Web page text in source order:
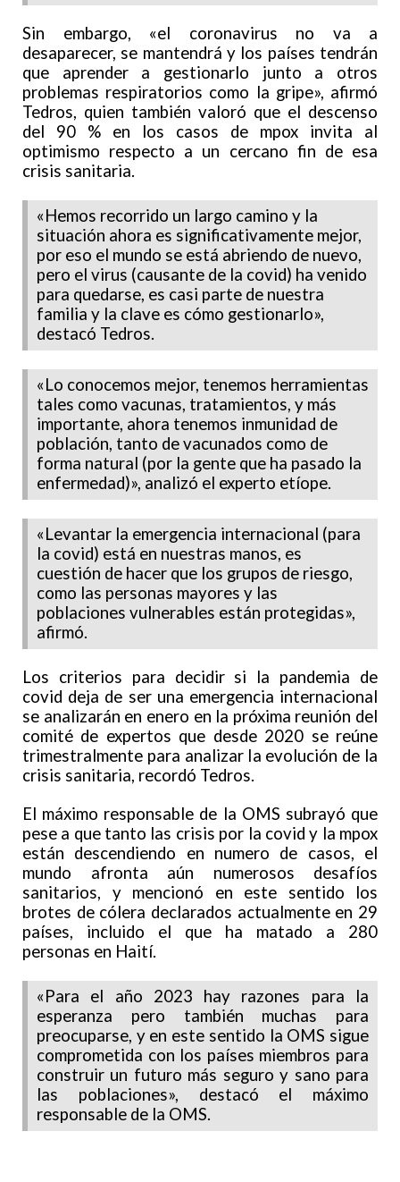
Sin embargo, «el coronavirus no va a
desaparecer, se mantendrá y los países tendrán
que aprender a gestionarlo junto a otros
problemas respiratorios como la gripe», afirmó
Tedros, quien también valoró que el descenso
del 90 % en los casos de mpox invita al
optimismo respecto a un cercano fin de esa
crisis sanitaria.
«Hemos recorrido un largo camino y la
situación ahora es significativamente mejor,
por eso el mundo se está abriendo de nuevo,
pero el virus (causante de la covid) ha venido
para quedarse, es casi parte de nuestra
familia y la clave es cómo gestionarlo»,
destacó Tedros.
«Lo conocemos mejor, tenemos herramientas
tales como vacunas, tratamientos, y más
importante, ahora tenemos inmunidad de
población, tanto de vacunados como de
forma natural (por la gente que ha pasado la
enfermedad)», analizó el experto etíope.
«Levantar la emergencia internacional (para
la covid) está en nuestras manos, es
cuestión de hacer que los grupos de riesgo,
como las personas mayores y las
poblaciones vulnerables están protegidas»,
afirmó.
Los criterios para decidir si la pandemia de
covid deja de ser una emergencia internacional
se analizarán en enero en la próxima reunión del
comité de expertos que desde 2020 se reúne
trimestralmente para analizar la evolución de la
crisis sanitaria, recordó Tedros.
El máximo responsable de la OMS subrayó que
pese a que tanto las crisis por la covid y la mpox
están descendiendo en numero de casos, el
mundo afronta aún numerosos desafíos
sanitarios, y mencionó en este sentido los
brotes de cólera declarados actualmente en 29
países, incluido el que ha matado a 280
personas en Haití.
«Para el año 2023 hay razones para la
esperanza pero también muchas para
preocuparse, y en este sentido la OMS sigue
comprometida con los países miembros para
construir un futuro más seguro y sano para
las poblaciones», destacó el máximo
responsable de la OMS.